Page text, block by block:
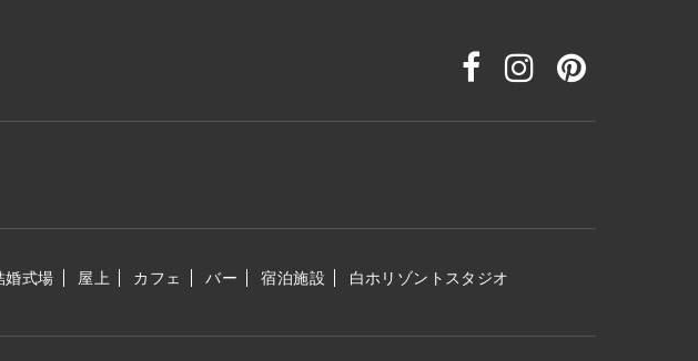
婚式場 屋上 カフェ バー 宿泊施設 白ホリゾントスタジオ